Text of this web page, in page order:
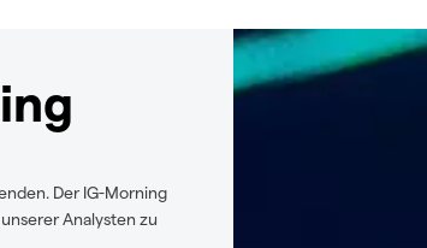
Der IG-Morning
Analysten zu